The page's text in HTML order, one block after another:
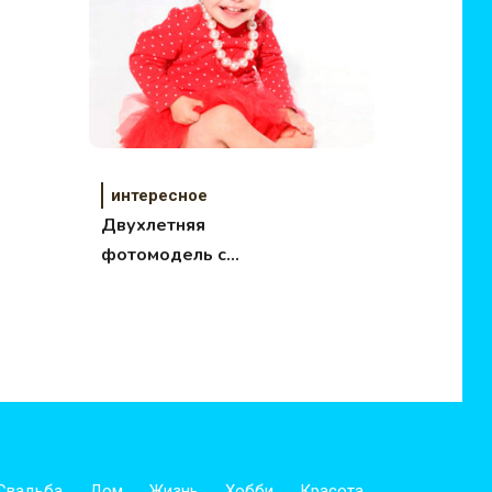
интересное
Двухлетняя
фотомодель с